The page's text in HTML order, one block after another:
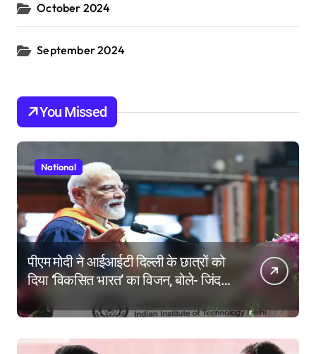
October 2024
September 2024
You Missed
National
पीएम मोदी ने आईआईटी दिल्ली के छात्रों को
दिया ‘विकसित भारत’ का विजन, बोले- जिंदगी
की परीक्षा में सब कुछ आउट ऑफ सिलेबस
होता है